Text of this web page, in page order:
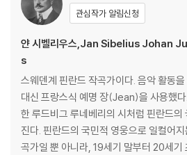
관심작가 알림신청
얀 시벨리우스,Jan Sibelius Johan
s
스웨덴계 핀란드 작곡가이다. 음악 활동
대신 프랑스식 예명 장(Jean)을 사용했
한 루드비그 루네베리의 시처럼 핀란드의
진다. 핀란드의 국민적 영웅으로 일컬어
곡가일 뿐 아니라, 19세기 말부터 20세기